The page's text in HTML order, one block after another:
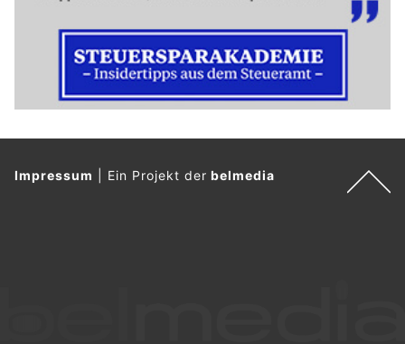
Impressum Ein Projekt derbelmedia